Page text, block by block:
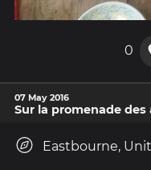
0
07 May 2016
Sur la promenade des
Eastbourne,